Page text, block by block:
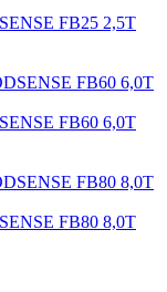
FB25 2,5Т
FB60 6,0Т
FB80 8,0Т